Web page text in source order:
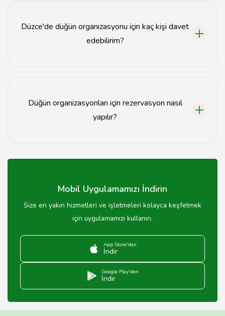
Düzce'de düğün organizasyonu için kaç kişi davet
edebilirim?
Düğün organizasyonları için rezervasyon nasıl
yapılır?
geçmeniz yeterlidir.
Mobil Uygulamamızı İndirin
Size en yakın hizmetleri ve işletmeleri kolayca keşfetmek
için uygulamamızı kullanın.
App Store'dan
İndir
Google Play'den
İndir